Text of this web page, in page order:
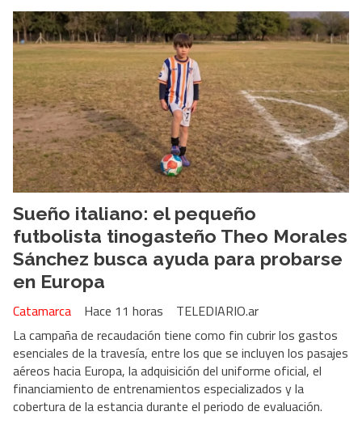
Sueño italiano: el pequeño
futbolista tinogasteño Theo Morales
Sánchez busca ayuda para probarse
en Europa
TELEDIARIO.ar
Catamarca
Hace 11 horas
La campaña de recaudación tiene como fin cubrir los gastos
esenciales de la travesía, entre los que se incluyen los pasajes
aéreos hacia Europa, la adquisición del uniforme oficial, el
financiamiento de entrenamientos especializados y la
cobertura de la estancia durante el periodo de evaluación.